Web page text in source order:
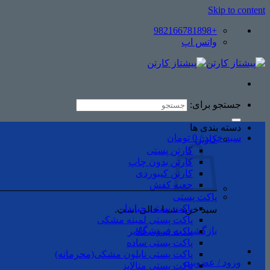
Skip to content
+982166781898
واتس اپ
جستجو برای:
سبد خرید /0 تومان
سبد خرید شما خالی است.
بازگشت به فروشگاه
ورود / عضویت
دسته بندی ها
کارتن
کارتن پستی
کارتن بدون چاپ
کارتن کیبوردی
جعبه کفش
پاکت پستی
پاکت پستی حبابدار
پاکت پستی لمینه مشکی
پاکت پستی فلایر
پاکت پستی ساده
پاکت پستی نایلون مشکی(محرمانه)
پاکت پستی متالایز